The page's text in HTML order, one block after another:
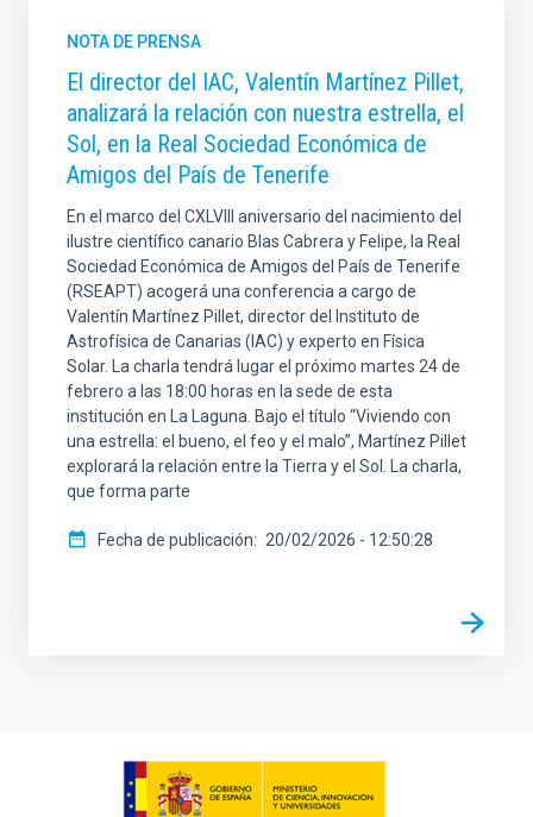
NOTA DE PRENSA
El director del IAC, Valentín Martínez Pillet,
analizará la relación con nuestra estrella, el
Sol, en la Real Sociedad Económica de
Amigos del País de Tenerife
En el marco del CXLVIII aniversario del nacimiento del
ilustre científico canario Blas Cabrera y Felipe, la Real
Sociedad Económica de Amigos del País de Tenerife
(RSEAPT) acogerá una conferencia a cargo de
Valentín Martínez Pillet, director del Instituto de
Astrofísica de Canarias (IAC) y experto en Física
Solar. La charla tendrá lugar el próximo martes 24 de
febrero a las 18:00 horas en la sede de esta
institución en La Laguna. Bajo el título “Viviendo con
una estrella: el bueno, el feo y el malo”, Martínez Pillet
explorará la relación entre la Tierra y el Sol. La charla,
que forma parte
Fecha de publicación 20/02/2026 - 12:50:28